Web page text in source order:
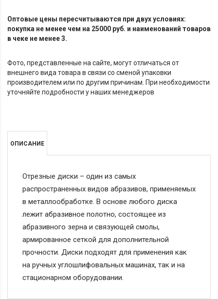
Оптовые цены пересчитываются при двух условиях:
покупка не менее чем на 25000 руб. и наименований товаров
в чеке не менее 3.
Фото, представленные на сайте, могут отличаться от
внешнего вида товара в связи со сменой упаковки
производителем или по другим причинам. При необходимости
уточняйте подробности у наших менеджеров
ОПИСАНИЕ
Отрезные диски – один из самых
распространенных видов абразивов, применяемых
в металлообработке. В основе любого диска
лежит абразивное полотно, состоящее из
абразивного зерна и связующей смолы,
армированное сеткой для дополнительной
прочности. Диски подходят для применения как
на ручных углошлифовальных машинах, так и на
стационарном оборудовании.